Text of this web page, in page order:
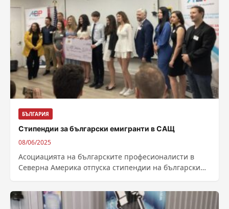
БЪЛГАРИЯ
Стипендии за български емигранти в САЩ
08/06/2025
Асоциацията на българските професионалисти в
Северна Америка отпуска стипендии на български
долара...